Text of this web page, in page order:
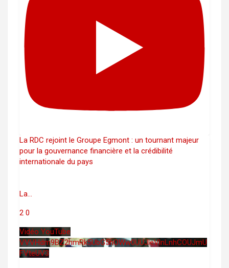
La RDC rejoint le Groupe Egmont : un tournant majeur
pour la gouvernance financière et la crédibilité
internationale du pays
La...
2 0
Vidéo YouTube
VVVHdm9BZ2hmRk5UbG5hOWw0UUJleVlnLnhCOUJmU
FVteUV3